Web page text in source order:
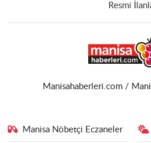
Resmi
Manisahaberleri.com /
Manisa Nöbetçi Eczaneler